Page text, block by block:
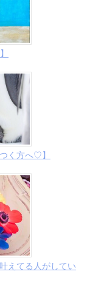
く方へ♡】
えてる人がしてい